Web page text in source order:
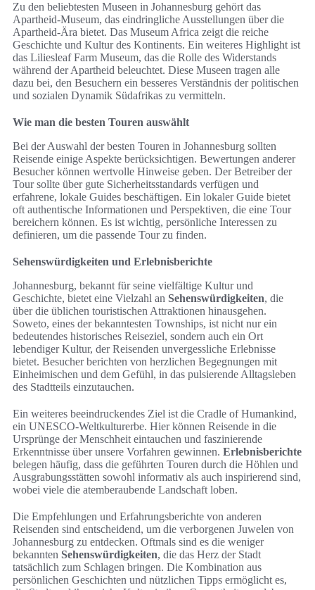
Zu den beliebtesten Museen in Johannesburg gehört das
Apartheid-Museum, das eindringliche Ausstellungen über die
Apartheid-Ära bietet. Das Museum Africa zeigt die reiche
Geschichte und Kultur des Kontinents. Ein weiteres Highlight ist
das Liliesleaf Farm Museum, das die Rolle des Widerstands
während der Apartheid beleuchtet. Diese Museen tragen alle
dazu bei, den Besuchern ein besseres Verständnis der politischen
und sozialen Dynamik Südafrikas zu vermitteln.
Wie man die besten Touren auswählt
Bei der Auswahl der besten Touren in Johannesburg sollten
Reisende einige Aspekte berücksichtigen. Bewertungen anderer
Besucher können wertvolle Hinweise geben. Der Betreiber der
Tour sollte über gute Sicherheitsstandards verfügen und
erfahrene, lokale Guides beschäftigen. Ein lokaler Guide bietet
oft authentische Informationen und Perspektiven, die eine Tour
bereichern können. Es ist wichtig, persönliche Interessen zu
definieren, um die passende Tour zu finden.
Sehenswürdigkeiten und Erlebnisberichte
Johannesburg, bekannt für seine vielfältige Kultur und
Geschichte, bietet eine Vielzahl an Sehenswürdigkeiten, die
über die üblichen touristischen Attraktionen hinausgehen.
Soweto, eines der bekanntesten Townships, ist nicht nur ein
bedeutendes historisches Reiseziel, sondern auch ein Ort
lebendiger Kultur, der Reisenden unvergessliche Erlebnisse
bietet. Besucher berichten von herzlichen Begegnungen mit
Einheimischen und dem Gefühl, in das pulsierende Alltagsleben
des Stadtteils einzutauchen.
Ein weiteres beeindruckendes Ziel ist die Cradle of Humankind,
ein UNESCO-Weltkulturerbe. Hier können Reisende in die
Ursprünge der Menschheit eintauchen und faszinierende
Erkenntnisse über unsere Vorfahren gewinnen. Erlebnisberichte
belegen häufig, dass die geführten Touren durch die Höhlen und
Ausgrabungsstätten sowohl informativ als auch inspirierend sind,
wobei viele die atemberaubende Landschaft loben.
Die Empfehlungen und Erfahrungsberichte von anderen
Reisenden sind entscheidend, um die verborgenen Juwelen von
Johannesburg zu entdecken. Oftmals sind es die weniger
bekannten Sehenswürdigkeiten, die das Herz der Stadt
tatsächlich zum Schlagen bringen. Die Kombination aus
persönlichen Geschichten und nützlichen Tipps ermöglicht es,